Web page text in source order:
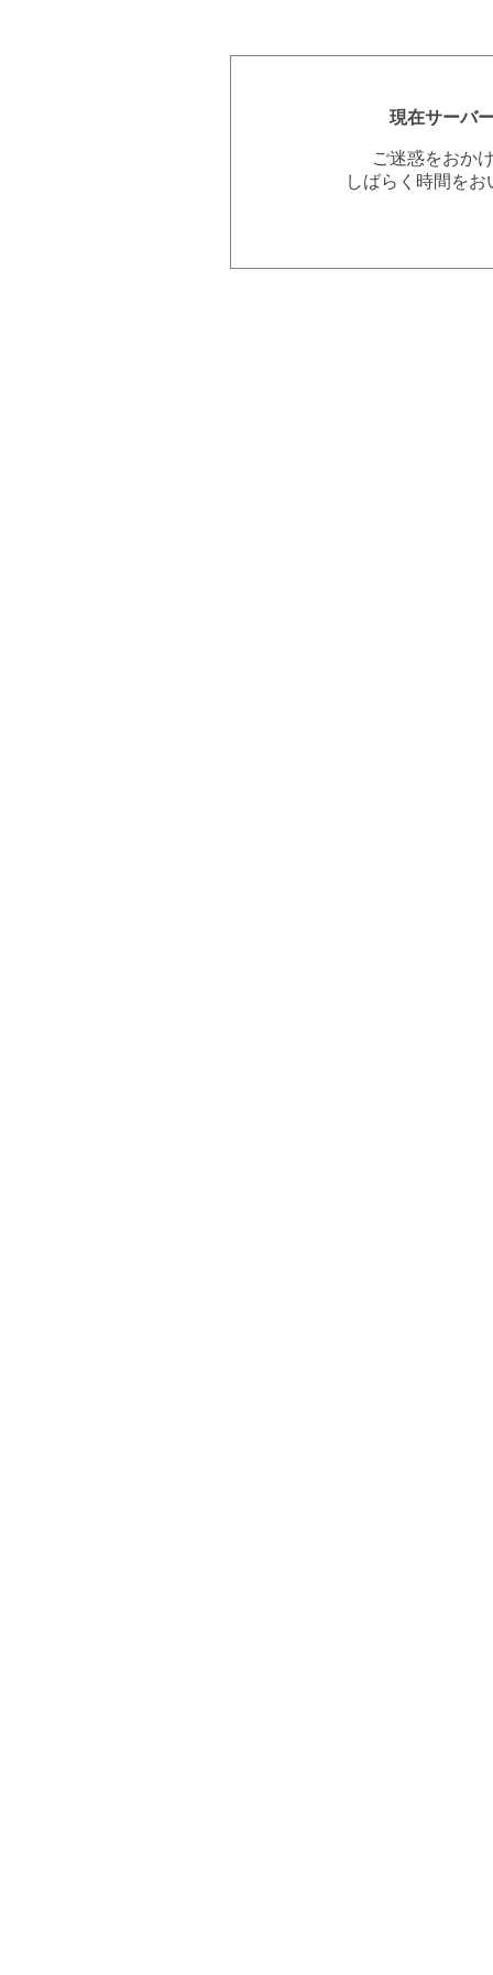
現在サーバ
ご迷惑をおか
しばらく時間を